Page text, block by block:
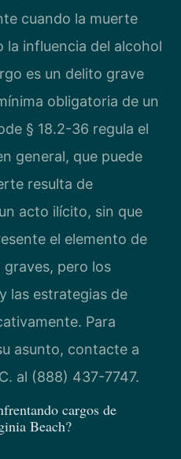
cuando la muerte
la influencia del alcohol
es un delito grave
obligatoria de un
§ 18.2-36 regula el
general, que puede
resulta de
acto ilícito, sin que
el elemento de
graves, pero los
las estrategias de
Para
asunto, contacte a
al (888) 437-7747.
cargos de
Beach?